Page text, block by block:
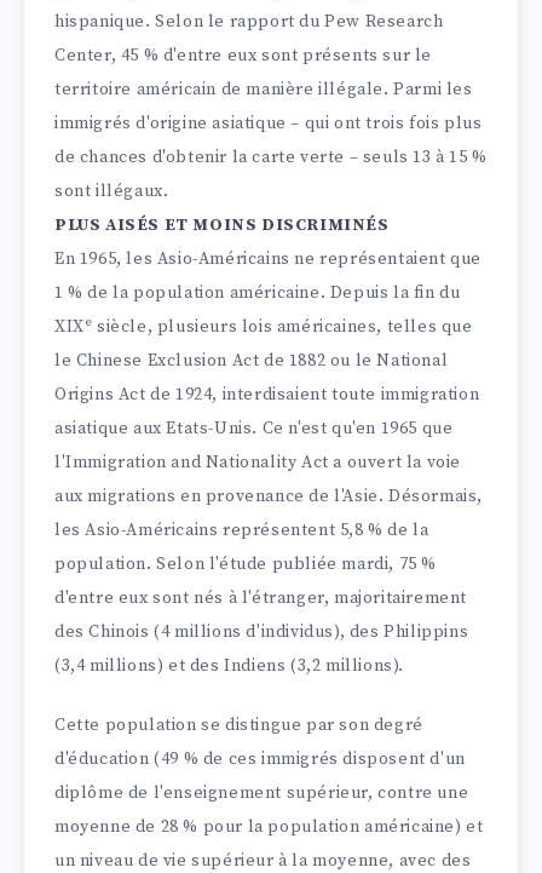
hispanique. Selon le rapport du Pew Research
Center, 45 % d'entre eux sont présents sur le
territoire américain de manière illégale. Parmi les
immigrés d'origine asiatique – qui ont trois fois plus
de chances d'obtenir la carte verte – seuls 13 à 15 %
sont illégaux.
PLUS AISÉS ET MOINS DISCRIMINÉS
En 1965, les Asio-Américains ne représentaient que
1 % de la population américaine. Depuis la fin du
XIXe siècle, plusieurs lois américaines, telles que
le Chinese Exclusion Act de 1882 ou le National
Origins Act de 1924, interdisaient toute immigration
asiatique aux Etats-Unis. Ce n'est qu'en 1965 que
l'Immigration and Nationality Act a ouvert la voie
aux migrations en provenance de l'Asie. Désormais,
les Asio-Américains représentent 5,8 % de la
population. Selon l'étude publiée mardi, 75 %
d'entre eux sont nés à l'étranger, majoritairement
des Chinois (4 millions d'individus), des Philippins
(3,4 millions) et des Indiens (3,2 millions).
Cette population se distingue par son degré
d'éducation (49 % de ces immigrés disposent d'un
diplôme de l'enseignement supérieur, contre une
moyenne de 28 % pour la population américaine) et
un niveau de vie supérieur à la moyenne, avec des